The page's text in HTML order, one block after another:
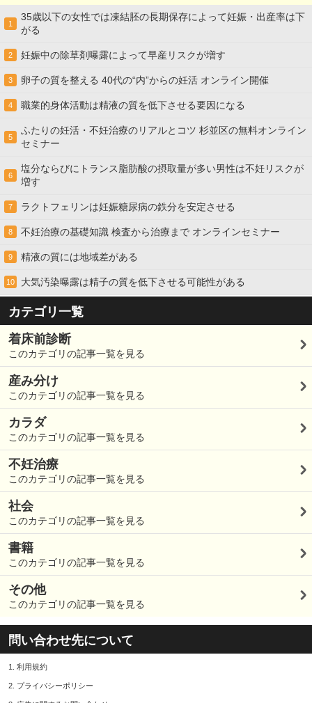
1
35歳以下の女性では凍結胚の長期保存によって妊娠・出産率は下
がる
2 妊娠中の除草剤曝露によって早産リスクが増す
3 卵子の質を整える 40代の“内”からの妊活 オンライン開催
4 職業的身体活動は精液の質を低下させる要因になる
5
ふたりの妊活・不妊治療のリアルとコツ 杉並区の無料オンライン
セミナー
6
塩分ならびにトランス脂肪酸の摂取量が多い男性は不妊リスクが
増す
7 ラクトフェリンは妊娠糖尿病の鉄分を安定させる
8 不妊治療の基礎知識 検査から治療まで オンラインセミナー
9 精液の質には地域差がある
10 大気汚染曝露は精子の質を低下させる可能性がある
カテゴリ一覧
着床前診断
このカテゴリの記事一覧を見る
産み分け
このカテゴリの記事一覧を見る
カラダ
このカテゴリの記事一覧を見る
不妊治療
このカテゴリの記事一覧を見る
社会
このカテゴリの記事一覧を見る
書籍
このカテゴリの記事一覧を見る
その他
このカテゴリの記事一覧を見る
問い合わせ先について
1. 利用規約
2. プライバシーポリシー